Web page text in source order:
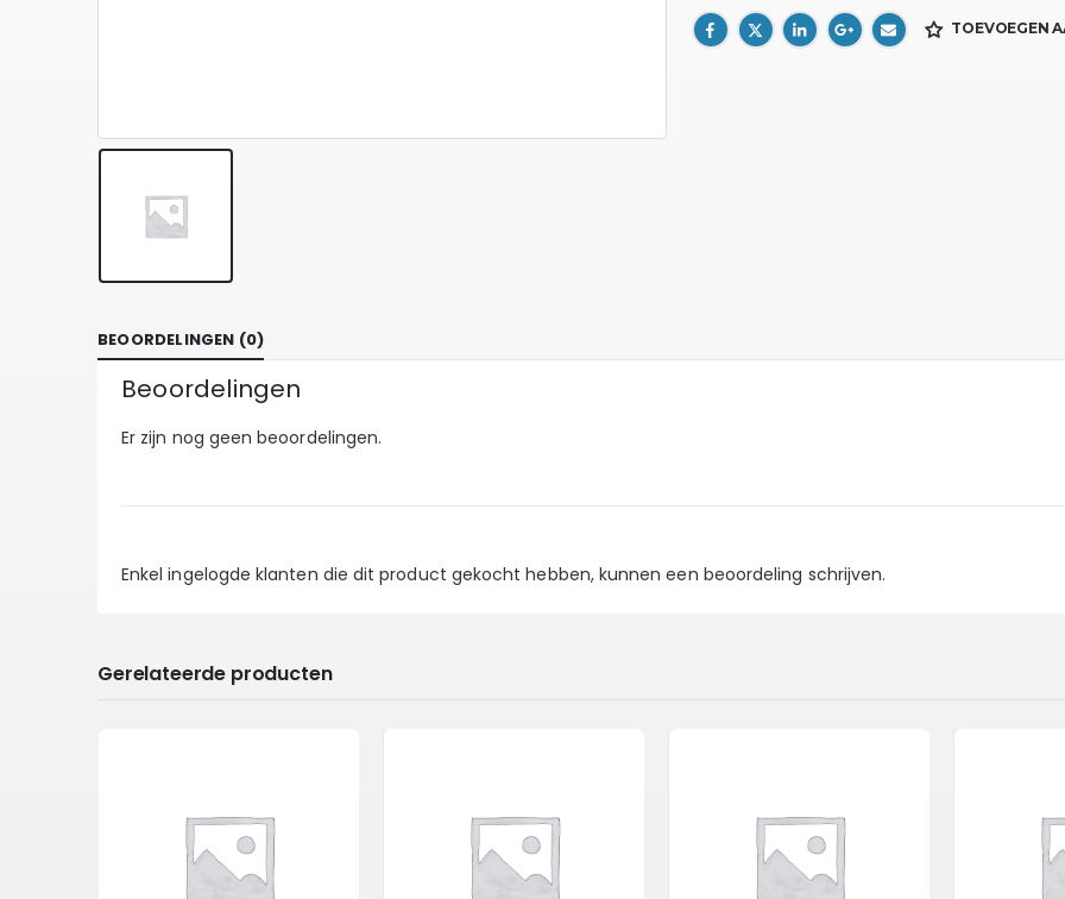
TOEVOEGEN
BEOORDELINGEN (0)
Beoordelingen
Er zijn nog geen beoordelingen.
Enkel ingelogde klanten die dit product gekocht hebben, kunnen een beoordeling schrijven.
Gerelateerde producten